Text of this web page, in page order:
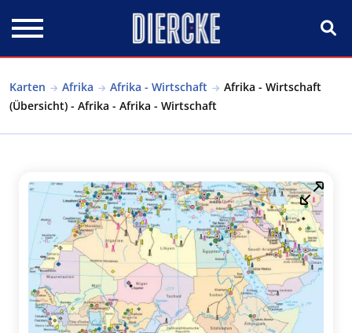
Karten Afrika Afrika - Wirtschaft
Afrika - Wirtschaft
(Übersicht) - Afrika - Afrika - Wirtschaft